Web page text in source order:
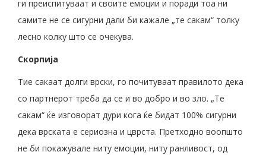
ги преиспитуваат и своите емоции и поради тоа ни
самите не се сигурни дали би кажале „те сакам“ толку
лесно колку што се очекува.
Скорпија
Тие сакаат долги врски, го почитуваат правилото дека
со партнерот треба да се и во добро и во зло. „Те
сакам“ ќе изговорат дури кога ќе бидат 100% сигурни
дека врската е сериозна и цврста. Претходно воопшто
не би покажувале ниту емоции, ниту ранливост, од